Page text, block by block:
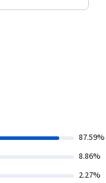
87.59%
8.86%
2.27%